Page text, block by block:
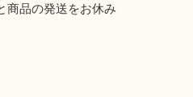
商品の発送をお休み